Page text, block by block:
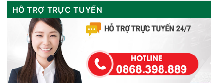
HỖ TRỢ TRỰC TUYẾN